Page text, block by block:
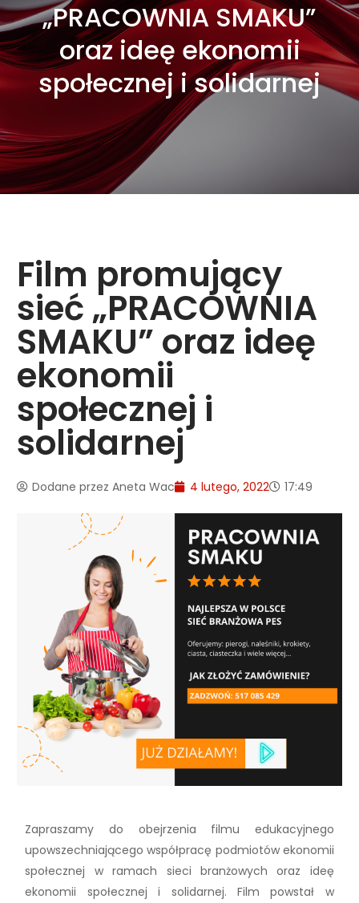
„PRACOWNIA SMAKU”
oraz ideę ekonomii
społecznej i solidarnej
Film promujący
sieć „PRACOWNIA
SMAKU” oraz ideę
ekonomii
społecznej i
solidarnej
Dodane przez Aneta Wac 4 lutego, 2022 17:49
Zapraszamy do obejrzenia filmu edukacyjnego
upowszechniającego współpracę podmiotów ekonomii
społecznej w ramach sieci branżowych oraz ideę
ekonomii społecznej i solidarnej. Film powstał w